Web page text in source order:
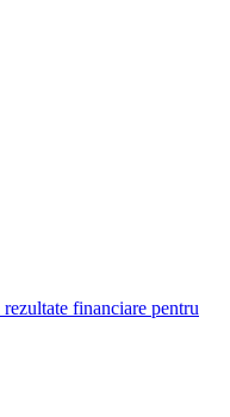
financiare pentru